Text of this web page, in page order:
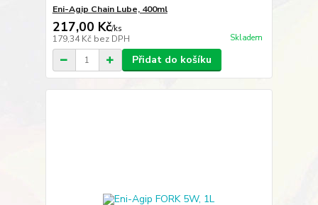
Eni-Agip Chain Lube, 400ml
217,00 Kč/ks
179,34 Kč bez DPH Skladem
Přidat do košíku